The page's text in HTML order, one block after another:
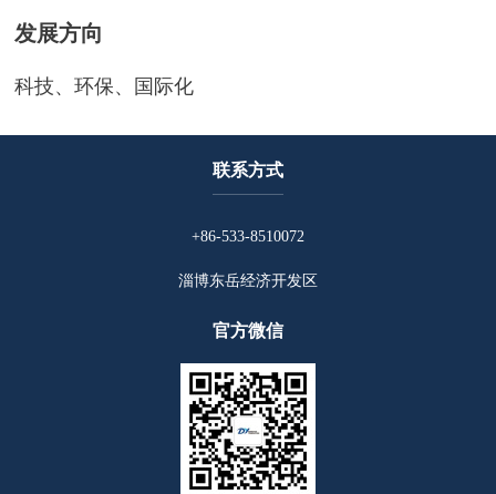
发展方向
科技、环保、国际化
联系方式
+86-533-8510072
淄博东岳经济开发区
官方微信